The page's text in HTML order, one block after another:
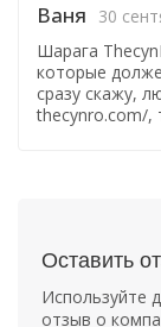
Ваня 30
Шарага
которые
сразу скажу,
thecynro.com/,
Оставить
Используйте
отзыв о